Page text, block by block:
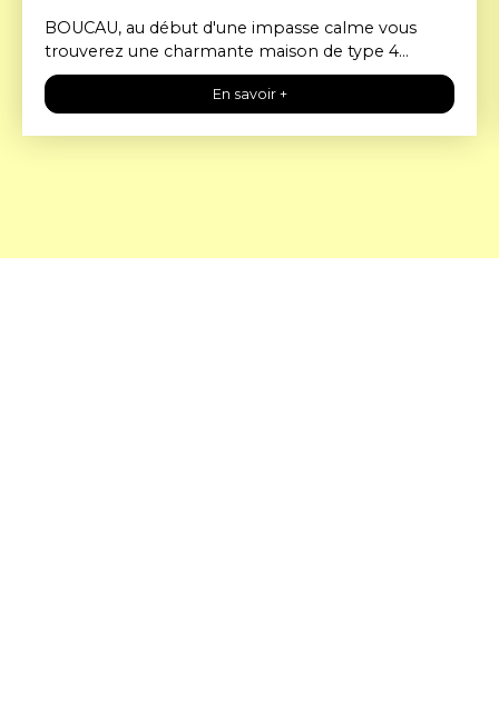
BOUCAU, au début d'une impasse calme vous
trouverez une charmante maison de type 4
entièrement meublée comprenant une entrée,
une buanderie, un WC indépendant et une pièce
En savoir +